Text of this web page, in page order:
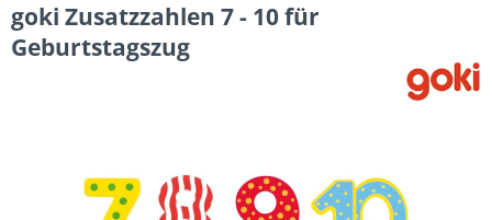
goki Zusatzzahlen 7 - 10 für
Geburtstagszug